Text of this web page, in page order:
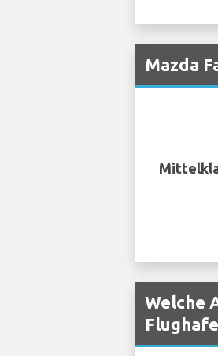
Mazda
Welche